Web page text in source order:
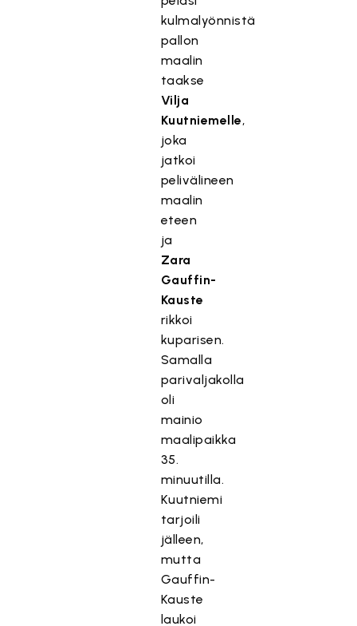
kulmalyönnistä
pallon
maalin
taakse
Vilja
Kuutniemelle,
joka
jatkoi
pelivälineen
maalin
eteen
ja
Zara
Gauffin-
Kauste
rikkoi
kuparisen.
Samalla
parivaljakolla
oli
mainio
maalipaikka
35.
minuutilla.
Kuutniemi
tarjoili
jälleen,
mutta
Gauffin-
Kauste
laukoi